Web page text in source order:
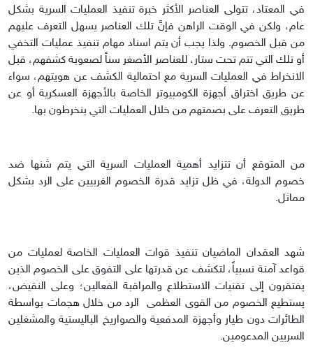
في المعتاد، تتولى العناصر الأكثر خبرة تنفيذ العمليات السرية بشكل
عام، ولكن في الوقت الراهن فإنَّ تلك العناصر يسهل التعرف عليهم
من قبل الخصوم. ولذا يجب أن يتم اسناد مهام تنفيذ عمليات التخفي
أو تلك التي تتم تحت ستار، للعناصر الأصغر سناً لصعوبة كشفهم، قبل
الانخراط في العمليات السرية مع احتمالية الكشف عن هويتهم، سواء
عن طريق اختراق أجهزة الكومبيوتر الخاصة بالأجهزة العسكرية أو عن
طريق التعرف على بصمتهم من خلال العمليات التي ينخرطون بها.
من المتوقع أن تتزايد أهمية العمليات السرية التي يتم شنها ضد
خصوم الدولة، في ظل تزايد قدرة الخصوم الغربيين على الرد بشكل
مماثل.
شهد العقدان الماضيان تنفيذ قوات العمليات الخاصة لعمليات من
قواعد آمنة نسبياً، لتكشف عن قدرتها على التفوق على الخصوم الذين
يفتقرون إلى تقنيات الاستطلاع والمراقبة الفعالين؛ وعلى النقيض،
يستطيع الخصوم من القوى العظمى الرد من خلال هجمات بواسطة
الطائرات دون طيار وأجهزة المدفعية والصواريخ الباليستية والمشغلين
السريين المدعومين.